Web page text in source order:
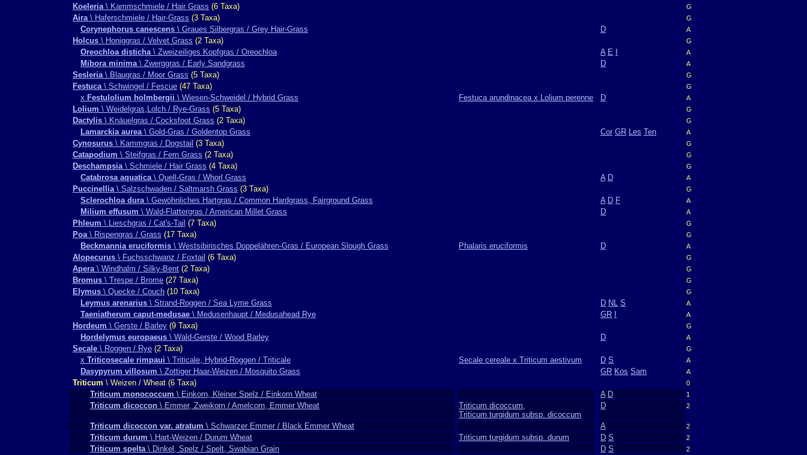
Koeleria\ Kammschmiele / Hair Grass (6 Taxa) G
Aira\ Haferschmiele / Hair-Grass (3 Taxa) G
Corynephorus canescens \ Graues Silbergras / Grey Hair-Grass D A
Holcus \ Honiggras / Velvet Grass (2 Taxa) G
Oreochloa disticha\ Zweizeiliges Kopfgras / Oreochloa A E A
Mibora minima\ Zwerggras / Early Sandgrass D A
Sesleria\ Blaugras / Moor Grass (5 Taxa) G
Festuca\ Schwingel / Fescue (47 Taxa) G
x Festulolium holmbergii \ Wiesen-Schweidel / Hybrid Grass Festuca arundinacea x Lolium perenne D A
Lolium \ Weidelgras,Lolch / Rye-Grass (5 Taxa) G
Dactylis \ Knäuelgras / Cocksfoot Grass (2 Taxa) G
Lamarckia aurea\ Gold-Gras / Goldentop Grass Cor GR Les Ten A
Cynosurus \ Kammgras / Dogstail (3 Taxa) G
Catapodium \ Steifgras / Fern Grass (2 Taxa) G
Deschampsia\ Schmiele / Hair Grass (4 Taxa) G
Catabrosa aquatica\ Quell-Gras / Whorl Grass A D A
Puccinellia\ Salzschwaden / Saltmarsh Grass (3 Taxa) G
Sclerochloa dura\ Gewöhnliches Hartgras / Common Hardgrass, Fairground Grass A D F A
Milium effusum \ Wald-Flattergras / American Millet Grass D A
Phleum \ Lieschgras / Cat's-Tail (7 Taxa) G
Poa\ Rispengras / Grass (17 Taxa) G
Beckmannia eruciformis \ Westsibirisches Doppelähren-Gras / European Slough Grass Phalaris eruciformis D A
Alopecurus \ Fuchsschwanz / Foxtail (6 Taxa) G
Apera\ Windhalm / Silky-Bent (2 Taxa) G
Bromus \ Trespe / Brome (27 Taxa) G
Elymus \ Quecke / Couch (10 Taxa) G
Leymus arenarius \ Strand-Roggen / Sea Lyme Grass D NL S A
Taeniatherum caput-medusae \ Medusenhaupt / Medusahead Rye GR A
Hordeum \ Gerste / Barley (9 Taxa) G
Hordelymus europaeus \ Wald-Gerste / Wood Barley D A
Secale \ Roggen / Rye (2 Taxa) G
x Triticosecale rimpaui \ Triticale, Hybrid-Roggen / Triticale Secale cereale x Triticum aestivum D S A
Dasypyrum villosum \ Zottiger Haar-Weizen / Mosquito Grass GR Kos Sam A
Triticum \ Weizen / Wheat (6 Taxa) 0
Triticum monococcum \ Einkorn, Kleiner Spelz / Einkorn Wheat A D 1
Triticum dicoccon \ Emmer, Zweikorn / Amelcorn, Emmer Wheat
Triticum dicoccum,
Triticum turgidum subsp. dicoccum
D 2
Triticum dicoccon var. atratum \ Schwarzer Emmer / Black Emmer Wheat A 2
Triticum durum \ Hart-Weizen / Durum Wheat Triticum turgidum subsp. durum D S 2
Triticum spelta\ Dinkel, Spelz / Spelt, Swabian Grain D S 2